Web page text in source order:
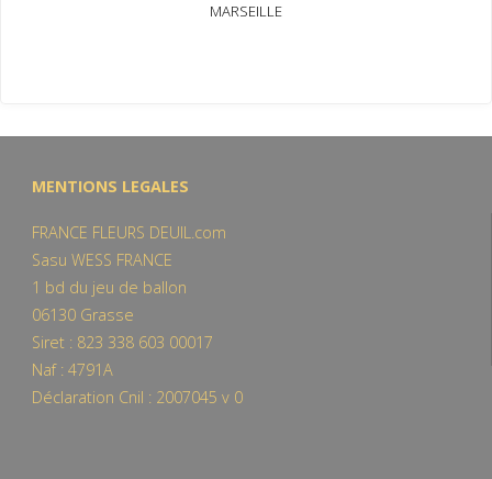
MARSEILLE
MENTIONS LEGALES
FRANCE FLEURS DEUIL.com
Sasu WESS FRANCE
1 bd du jeu de ballon
06130 Grasse
Siret : 823 338 603 00017
Naf : 4791A
Déclaration Cnil : 2007045 v 0